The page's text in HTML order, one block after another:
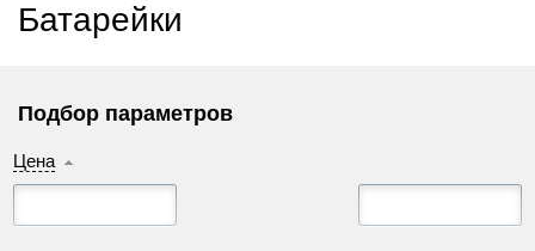
Батарейки
Подбор параметров
Цена